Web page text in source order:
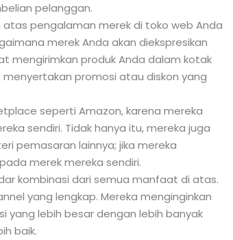
pelanggan.
atas pengalaman merek di toko web Anda
merek Anda akan diekspresikan
mengirimkan produk Anda dalam kotak
promosi atau diskon yang
seperti Amazon, karena mereka
sendiri. Tidak hanya itu, mereka juga
pemasaran lainnya; jika mereka
merek mereka sendiri.
kombinasi dari semua manfaat di atas.
yang lengkap. Mereka menginginkan
yang lebih besar dengan lebih banyak
baik.